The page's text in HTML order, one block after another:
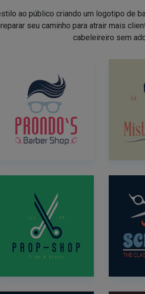
ao público criando um logotipo de
seu caminho para atrair mais
cabeleireiro sem